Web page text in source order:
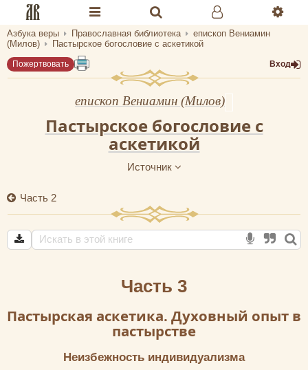
Разделы портала «Азбука веры»
Главная
Библиотеки
Медиа
Проверь себя
Азбука веры Православная библиотека
епископ Вениамин
(Милов)
Пастырское богословие с аскетикой
Пожертвовать Вход
епископ Вениамин (Милов)
Пастырское богословие с
аскетикой
Источник
Часть 2
Часть 3
Пастырская аскетика. Духовный опыт в
пастырстве
Неизбежность индивидуализма